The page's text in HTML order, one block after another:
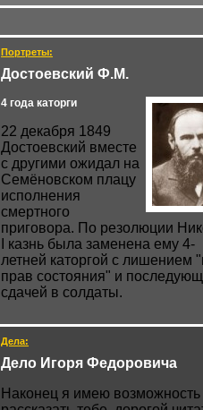
Портреты:
Достоевский Ф.М.
4 года каторги
22 декабря 1849
Достоевский вместе
с другими ожидал на
Семёновском плацу
исполнения
смертного
приговора. По резолюции
I казнь была заменена ему 4-
летней каторгой с лишением
прав состояния" и
сдачей в солдаты.
Дела:
Дело Игоря Федоровича
Наконец я имею возможность